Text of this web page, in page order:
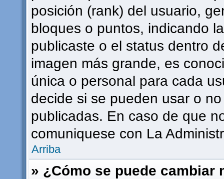
posición (rank) del usuario,
bloques o puntos, indicando
publicaste o el status dentro
imagen más grande, es
única o personal para cada
decide si se pueden usar o
publicadas. En caso de que
comuniquese con La
Arriba
» ¿Cómo se puede cambiar